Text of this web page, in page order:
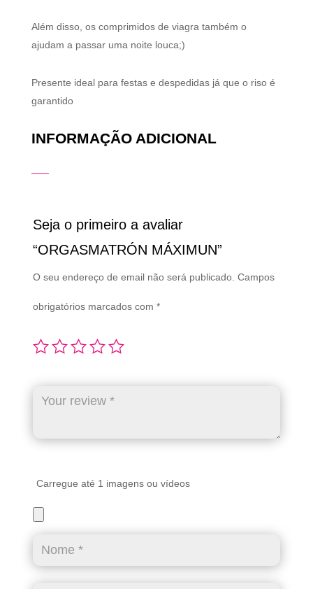
Além disso, os comprimidos de viagra também o
ajudam a passar uma noite louca;)
Presente ideal para festas e despedidas já que o riso é
garantido
INFORMAÇÃO ADICIONAL
Seja o primeiro a avaliar
“ORGASMATRÓN MÁXIMUN”
O seu endereço de email não será publicado. Campos
obrigatórios marcados com *
Carregue até 1 imagens ou vídeos